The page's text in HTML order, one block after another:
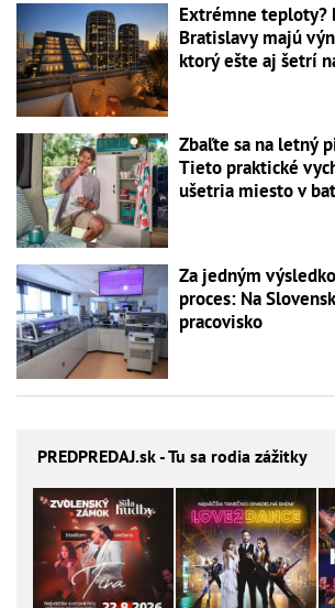
Extrémne teploty?
Bratislavy majú
ktorý ešte aj šetrí
Zbaľte sa na letný
Tieto praktické
ušetria miesto v
Za jedným
proces: Na
pracovisko
PREDPREDAJ.sk - Tu sa rodia zážitky